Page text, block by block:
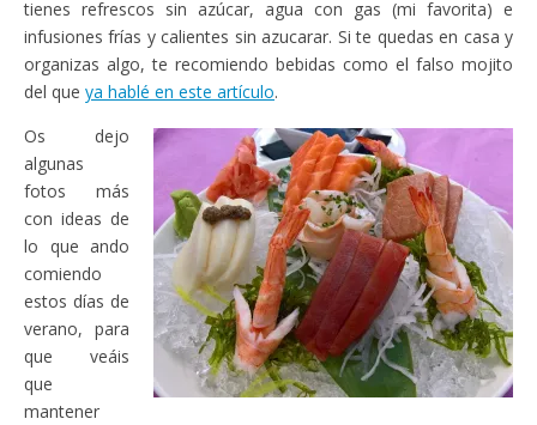
tienes refrescos sin azúcar, agua con gas (mi favorita) e
infusiones frías y calientes sin azucarar. Si te quedas en casa y
organizas algo, te recomiendo bebidas como el falso mojito
del que ya hablé en este artículo.
Os dejo
algunas
fotos más
con ideas de
lo que ando
comiendo
estos días de
verano, para
que veáis
que
mantener